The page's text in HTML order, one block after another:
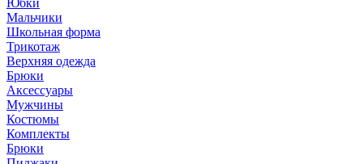
Юбки
Мальчики
Школьная форма
Трикотаж
Верхняя одежда
Брюки
Аксессуары
Мужчины
Костюмы
Комплекты
Брюки